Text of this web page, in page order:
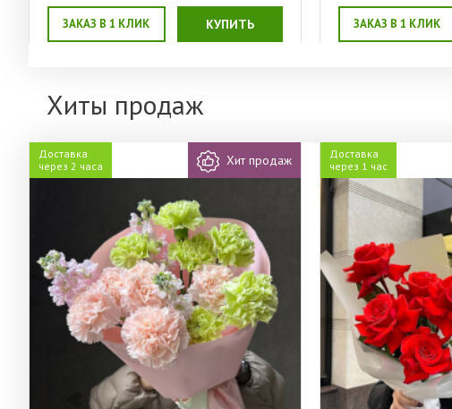
ЗАКАЗ В 1 КЛИК КУПИТЬ ЗАКАЗ В 1 КЛИК
Хиты продаж
Доставка
через 2 часа
Хит продаж
Доставка
через 1 час